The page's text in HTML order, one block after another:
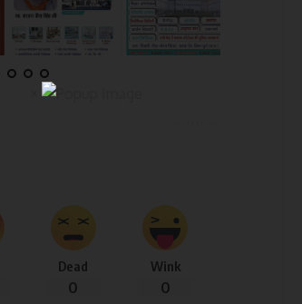
Dead
0
Wink
0